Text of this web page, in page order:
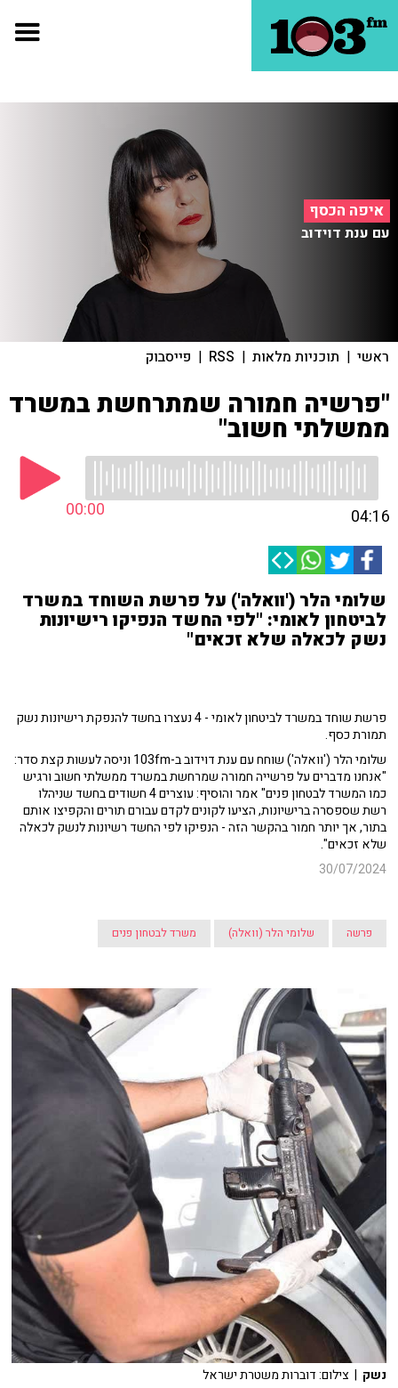
איפה הכסף
עם ענת דוידוב
ראשי | תוכניות מלאות |
RSS
| פייסבוק
"פרשיה חמורה שמתרחשת במשרד
ממשלתי חשוב"
00:00 04:16
שלומי הלר ('וואלה') על פרשת השוחד במשרד
לביטחון לאומי: "לפי החשד הנפיקו רישיונות
נשק לכאלה שלא זכאים"
פרשת שוחד במשרד לביטחון לאומי - 4 נעצרו בחשד להנפקת רישיונות נשק
תמורת כסף.
שלומי הלר ('וואלה') שוחח עם ענת דוידוב ב-103fm וניסה לעשות קצת סדר:
"אנחנו מדברים על פרשייה חמורה שמרחשת במשרד ממשלתי חשוב ורגיש
כמו המשרד לבטחון פנים" אמר והוסיף: עוצרים 4 חשודים בחשד שניהלו
רשת שספסרה ברישיונות, הציעו לקונים לקדם עבורם תורים והקפיצו אותם
בתור, אך יותר חמור בהקשר הזה - הנפיקו לפי החשד רשיונות לנשק לכאלה
שלא זכאים".
30/07/2024
פרשה שלומי הלר (וואלה) משרד לבטחון פנים
נשק | צילום: דוברות משטרת ישראל